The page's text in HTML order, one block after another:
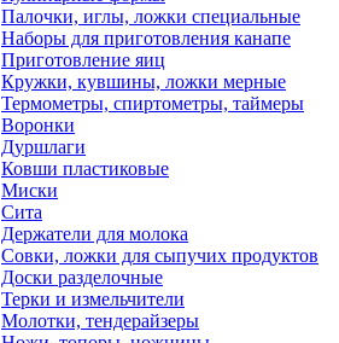
Палочки, иглы, ложки специальные
Наборы для приготовления канапе
Приготовление яиц
Кружки, кувшины, ложки мерные
Термометры, спиртометры, таймеры
Воронки
Дуршлаги
Ковши пластиковые
Миски
Сита
Держатели для молока
Совки, ложки для сыпучих продуктов
Доски разделочные
Терки и измельчители
Молотки, тендерайзеры